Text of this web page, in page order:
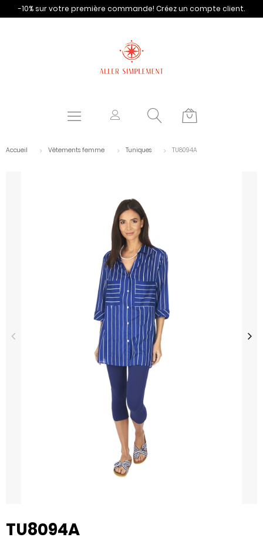
-10% sur votre première commande! Créez un compte client.
Accueil Vêtements femme Tuniques TU8094A
TU8094A